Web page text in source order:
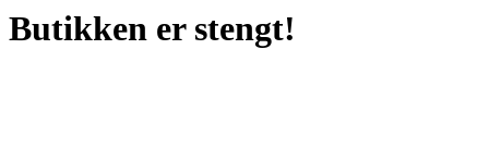
Butikken er stengt!